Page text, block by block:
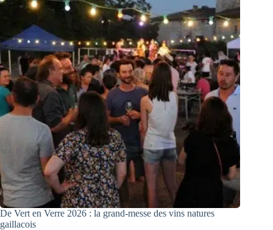
De Vert en Verre 2026 : la grand-messe des vins natures
gaillacois